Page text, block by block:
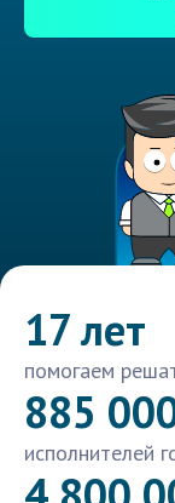
17 лет
помогаем
885
исполнителей